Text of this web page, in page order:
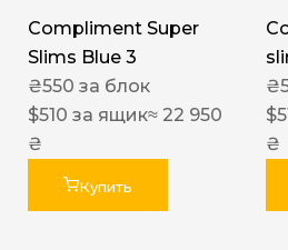
Compliment Super
Slims Blue 3
₴550 за блок
$510 за ящик≈ 22 950
₴
Купить
₴
$
₴